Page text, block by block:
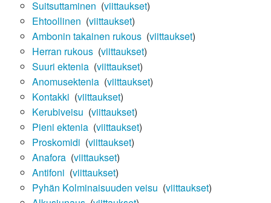
Suitsuttaminen (viittaukset)
Ehtoollinen (viittaukset)
Ambonin takainen rukous‎ (viittaukset)
Herran rukous‎ (viittaukset)
Suuri ektenia‎ (viittaukset)
Anomusektenia‎ (viittaukset)
Kontakki (viittaukset)
Kerubiveisu (viittaukset)
Pieni ektenia‎ (viittaukset)
Proskomidi (viittaukset)
Anafora‎ (viittaukset)
Antifoni (viittaukset)
Pyhän Kolminaisuuden veisu (viittaukset)